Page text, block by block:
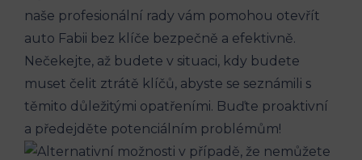
naše profesionální rady vám pomohou otevřít
auto Fabii bez klíče bezpečně a efektivně.
‌Nečekejte,‌ až budete v situaci, kdy budete
muset čelit ztrátě klíčů, abyste se seznámili ‌s​
těmito důležitými opatřeními. Buďte proaktivní
a předejděte ⁤potenciálním‌ problémům!